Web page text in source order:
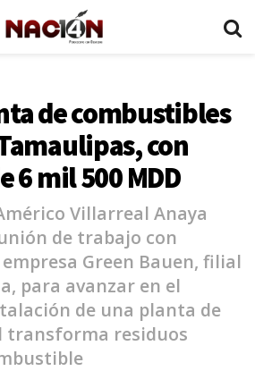
de combustibles
con
6 mil 500 MDD
Villarreal Anaya
de trabajo con
Green Bauen, filial
para avanzar en el
de una planta de
transforma residuos